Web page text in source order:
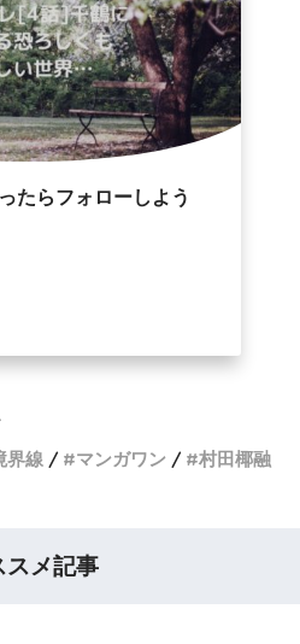
たらフォローしよう
界線 マンガワン 村田椰融
スメ記事